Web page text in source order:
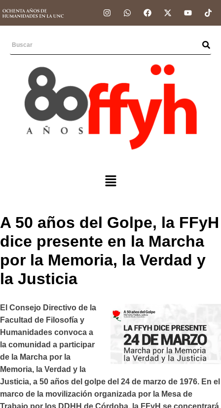
A 50 años del Golpe, la FFyH
dice presente en la Marcha
por la Memoria, la Verdad y
la Justicia
El Consejo Directivo de la
Facultad de Filosofía y
Humanidades convoca a
la comunidad a participar
de la Marcha por la
Memoria, la Verdad y la
Justicia, a 50 años del golpe del 24 de marzo de 1976. En el
marco de la movilización organizada por la Mesa de
Trabajo por los DDHH de Córdoba, la FFyH se concentrará